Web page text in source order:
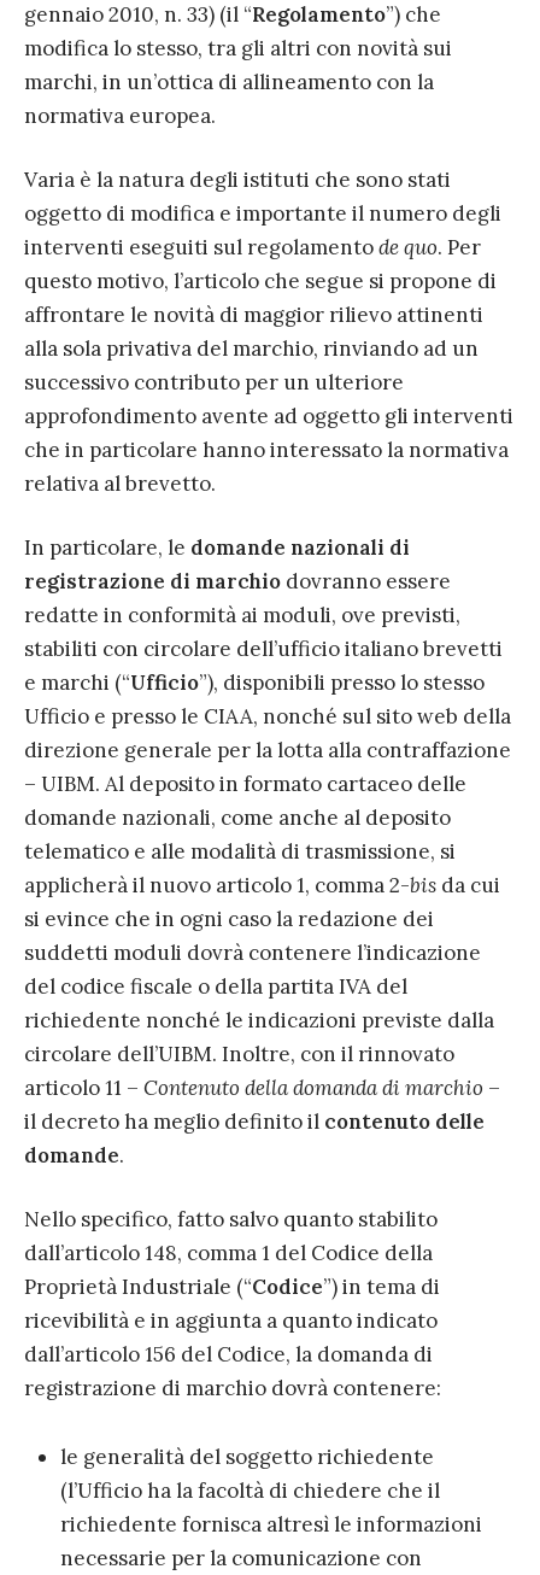
gennaio 2010, n. 33) (il “Regolamento”) che
modifica lo stesso, tra gli altri con novità sui
marchi, in un’ottica di allineamento con la
normativa europea.
Varia è la natura degli istituti che sono stati
oggetto di modifica e importante il numero degli
interventi eseguiti sul regolamentode quo. Per
questo motivo, l’articolo che segue si propone di
affrontare le novità di maggior rilievo attinenti
alla sola privativa del marchio, rinviando ad un
successivo contributo per un ulteriore
approfondimento avente ad oggetto gli interventi
che in particolare hanno interessato la normativa
relativa al brevetto.
In particolare, le domande nazionali di
registrazione di marchio dovranno essere
redatte in conformità ai moduli, ove previsti,
stabiliti con circolare dell’ufficio italiano brevetti
e marchi (“Ufficio”), disponibili presso lo stesso
Ufficio e presso le CIAA, nonché sul sito web della
direzione generale per la lotta alla contraffazione
– UIBM. Al deposito in formato cartaceo delle
domande nazionali, come anche al deposito
telematico e alle modalità di trasmissione, si
applicherà il nuovo articolo 1, comma 2-bis da cui
si evince che in ogni caso la redazione dei
suddetti moduli dovrà contenere l’indicazione
del codice fiscale o della partita IVA del
richiedente nonché le indicazioni previste dalla
circolare dell’UIBM. Inoltre, con il rinnovato
articolo 11 – Contenuto della domanda di marchio –
il decreto ha meglio definito il contenuto delle
domande.
Nello specifico, fatto salvo quanto stabilito
dall’articolo 148, comma 1 del Codice della
Proprietà Industriale (“Codice”) in tema di
ricevibilità e in aggiunta a quanto indicato
dall’articolo 156 del Codice, la domanda di
registrazione di marchio dovrà contenere:
le generalità del soggetto richiedente
(l’Ufficio ha la facoltà di chiedere che il
richiedente fornisca altresì le informazioni
necessarie per la comunicazione con